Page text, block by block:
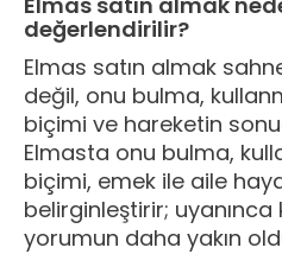
değerlendirilir?
Elmas satın almak
değil, onu bulma,
biçimi ve hareketin
Elmasta onu bulma,
biçimi, emek ile aile
belirginleştirir;
yorumun daha yakın